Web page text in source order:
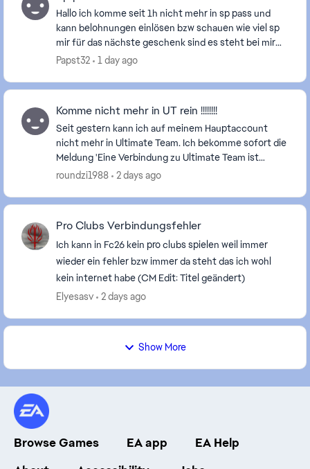
Hallo ich komme seit 1h nicht mehr in sp pass und
kann belohnungen einlösen bzw schauen wie viel sp
mir für das nächste geschenk sind es steht bei mir
fehler der sp server probieren sie es später ern...
Papst32 1 day ago
Komme nicht mehr in UT rein !!!!!!!!
Seit gestern kann ich auf meinem Hauptaccount
nicht mehr in Ultimate Team. Ich bekomme sofort die
Meldung 'Eine Verbindung zu Ultimate Team ist
derzeit nicht möglich'. Clubs funktioniert, die Web
roundzi1988 2 days ago
Pro Clubs Verbindungsfehler
Ich kann in Fc26 kein pro clubs spielen weil immer
wieder ein fehler bzw immer da steht das ich wohl
kein internet habe (CM Edit: Titel geändert)
Elyesasv
2 days ago
Show More
Browse Games EA app
EA Help